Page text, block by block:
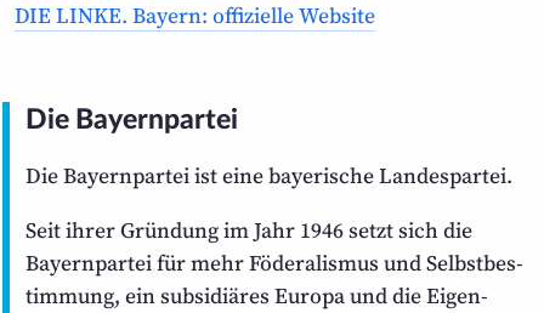
DIE LINKE. Bayern: offizielle Website
Die Bayernpartei
Die Bayernpartei ist eine bayerische Landespartei.
Seit ihrer Gründung im Jahr 1946 setzt sich die
Bayernpartei für mehr Föderalismus und Selbstbes­
timmung, ein subsidiäres Europa und die Eigen­